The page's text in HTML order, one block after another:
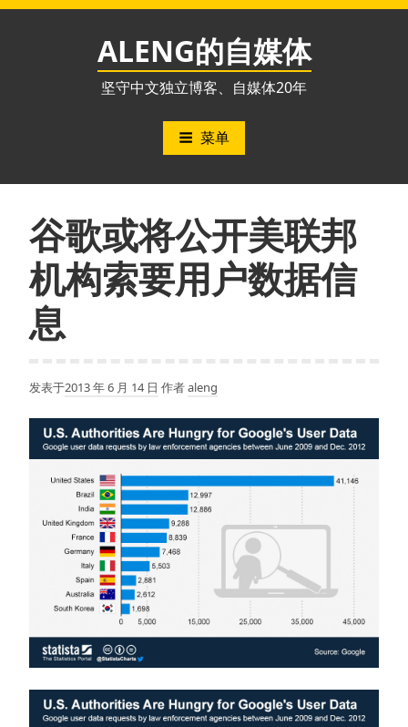
跳
ALENG的自媒体
坚守中文独立博客、自媒体20年
菜单
谷歌或将公开美联邦
机构索要用户数据信
息
发表于2013 年 6 月 14 日 作者aleng